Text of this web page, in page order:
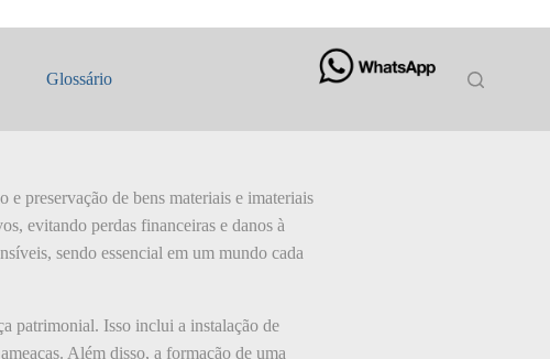
Glossário
preservação de bens materiais e imateriais
evitando perdas financeiras e danos à
sendo essencial em um mundo cada
patrimonial. Isso inclui a instalação de
Além disso, a formação de uma